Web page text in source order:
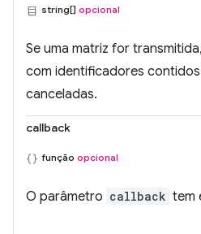
string[] opcional
Se uma matriz for
com identificadores
canceladas.
callback
função opcional
O parâmetro callback tem